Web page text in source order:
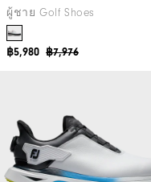
ผู้ชาย Golf Shoes
฿7,976
฿5,980